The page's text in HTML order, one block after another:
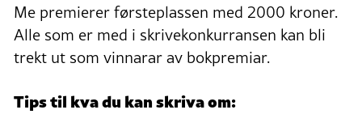
Me premierer førsteplassen med 2000 kroner.
Alle som er med i skrivekonkurransen kan bli
trekt ut som vinnarar av bokpremiar.
Tips til kva du kan skriva om: